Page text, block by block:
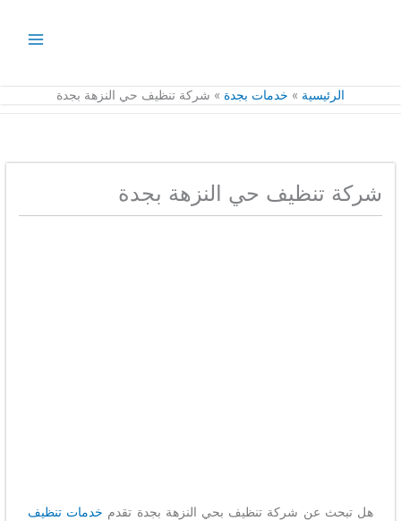
الرئيسية خدمات بجدة شركة تنظيف حي النزهة بجدة
شركة تنظيف حي النزهة بجدة
هل تبحث عن شركة تنظيف بحي النزهة بجدة تقدم خدمات تنظيف